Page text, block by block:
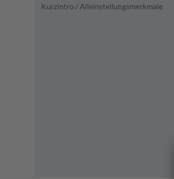
Kurzintro / Alleinstellungsmerkmale